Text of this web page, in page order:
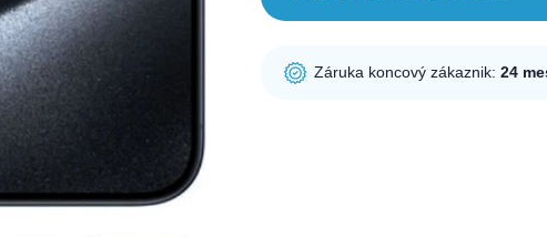
Záruka koncový zákaznik:24